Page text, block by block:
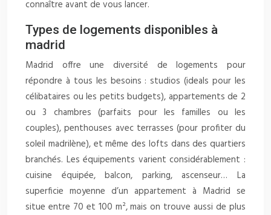
connaître avant de vous lancer.
Types de logements disponibles à
madrid
Madrid offre une diversité de logements pour
répondre à tous les besoins : studios (ideals pour les
célibataires ou les petits budgets), appartements de 2
ou 3 chambres (parfaits pour les familles ou les
couples), penthouses avec terrasses (pour profiter du
soleil madrilène), et même des lofts dans des quartiers
branchés. Les équipements varient considérablement :
cuisine équipée, balcon, parking, ascenseur… La
superficie moyenne d’un appartement à Madrid se
situe entre 70 et 100 m², mais on trouve aussi de plus